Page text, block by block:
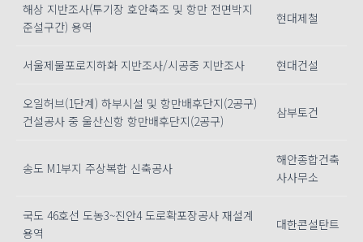
해상 지반조사(투기장 호안축조 및 항만 전면박지
준설구간) 용역
현대제철
서울제물포로지하화 지반조사/시공중 지반조사 현대건설
오일허브(1단계) 하부시설 및 항만배후단지(2공구)
건설공사 중 울산신항 항만배후단지(2공구)
삼부토건
송도 M1부지 주상복합 신축공사
해안종합건축
사사무소
국도 46호선 도농3~진안4 도로확포장공사 재설계
용역
대한콘설탄트